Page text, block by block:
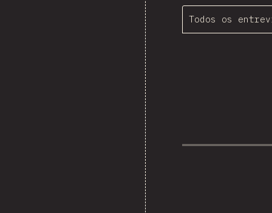
Todos os